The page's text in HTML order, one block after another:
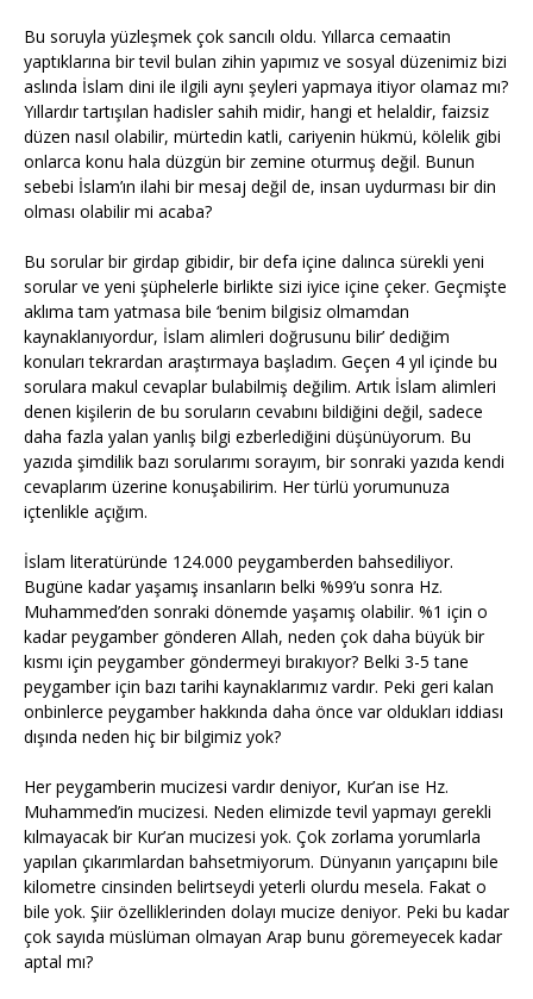
Bu soruyla yüzleşmek çok sancılı oldu. Yıllarca cemaatin
yaptıklarına bir tevil bulan zihin yapımız ve sosyal düzenimiz bizi
aslında İslam dini ile ilgili aynı şeyleri yapmaya itiyor olamaz mı?
Yıllardır tartışılan hadisler sahih midir, hangi et helaldir, faizsiz
düzen nasıl olabilir, mürtedin katli, cariyenin hükmü, kölelik gibi
onlarca konu hala düzgün bir zemine oturmuş değil. Bunun
sebebi İslam’ın ilahi bir mesaj değil de, insan uydurması bir din
olması olabilir mi acaba?
Bu sorular bir girdap gibidir, bir defa içine dalınca sürekli yeni
sorular ve yeni şüphelerle birlikte sizi iyice içine çeker. Geçmişte
aklıma tam yatmasa bile ‘benim bilgisiz olmamdan
kaynaklanıyordur, İslam alimleri doğrusunu bilir’ dediğim
konuları tekrardan araştırmaya başladım. Geçen 4 yıl içinde bu
sorulara makul cevaplar bulabilmiş değilim. Artık İslam alimleri
denen kişilerin de bu soruların cevabını bildiğini değil, sadece
daha fazla yalan yanlış bilgi ezberlediğini düşünüyorum. Bu
yazıda şimdilik bazı sorularımı sorayım, bir sonraki yazıda kendi
cevaplarım üzerine konuşabilirim. Her türlü yorumunuza
içtenlikle açığım.
İslam literatüründe 124.000 peygamberden bahsediliyor.
Bugüne kadar yaşamış insanların belki %99’u sonra Hz.
Muhammed’den sonraki dönemde yaşamış olabilir. %1 için o
kadar peygamber gönderen Allah, neden çok daha büyük bir
kısmı için peygamber göndermeyi bırakıyor? Belki 3-5 tane
peygamber için bazı tarihi kaynaklarımız vardır. Peki geri kalan
onbinlerce peygamber hakkında daha önce var oldukları iddiası
dışında neden hiç bir bilgimiz yok?
Her peygamberin mucizesi vardır deniyor, Kur’an ise Hz.
Muhammed’in mucizesi. Neden elimizde tevil yapmayı gerekli
kılmayacak bir Kur’an mucizesi yok. Çok zorlama yorumlarla
yapılan çıkarımlardan bahsetmiyorum. Dünyanın yarıçapını bile
kilometre cinsinden belirtseydi yeterli olurdu mesela. Fakat o
bile yok. Şiir özelliklerinden dolayı mucize deniyor. Peki bu kadar
çok sayıda müslüman olmayan Arap bunu göremeyecek kadar
aptal mı?